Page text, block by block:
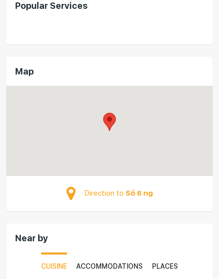
Popular Services
Map
Direction to Số 6 ng
Near by
CUISINE ACCOMMODATIONS PLACES